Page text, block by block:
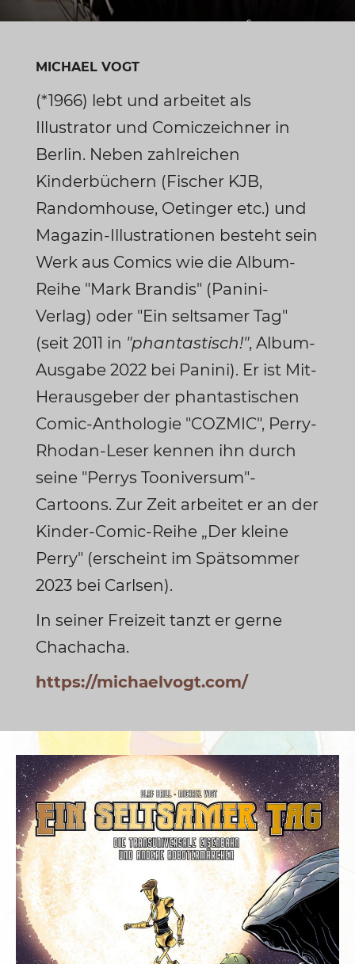
MICHAEL VOGT
(*1966) lebt und arbeitet als
Illustrator und Comiczeichner in
Berlin. Neben zahlreichen
Kinderbüchern (Fischer KJB,
Randomhouse, Oetinger etc.) und
Magazin-Illustrationen besteht sein
Werk aus Comics wie die Album-
Reihe "Mark Brandis" (Panini-
Verlag) oder "Ein seltsamer Tag"
(seit 2011 in "phantastisch!", Album-
Ausgabe 2022 bei Panini). Er ist Mit-
Herausgeber der phantastischen
Comic-Anthologie "COZMIC", Perry-
Rhodan-Leser kennen ihn durch
seine "Perrys Tooniversum"-
Cartoons. Zur Zeit arbeitet er an der
Kinder-Comic-Reihe „Der kleine
Perry" (erscheint im Spätsommer
2023 bei Carlsen).
In seiner Freizeit tanzt er gerne
Chachacha.
https://michaelvogt.com/